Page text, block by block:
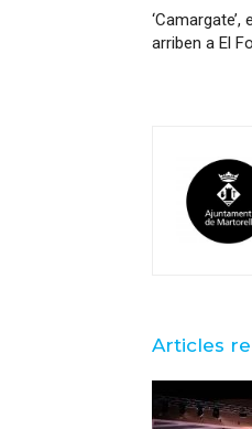
arriben a El
Articles